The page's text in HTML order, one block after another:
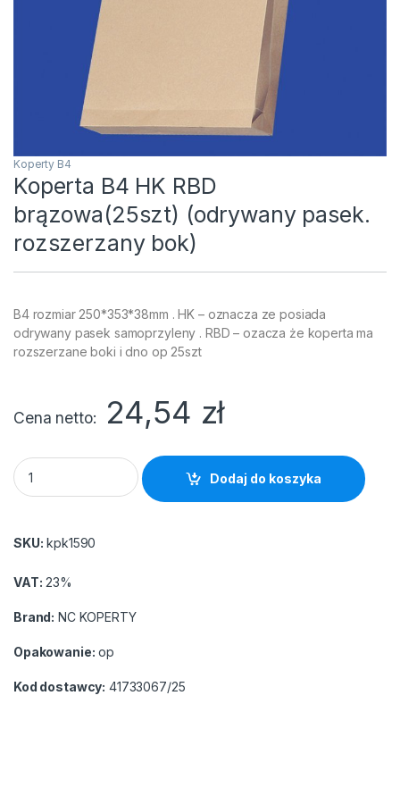
Koperty B4
Koperta B4 HK RBD
brązowa(25szt) (odrywany pasek.
rozszerzany bok)
B4 rozmiar 250*353*38mm . HK – oznacza ze posiada
odrywany pasek samoprzyleny . RBD – ozacza że koperta ma
rozszerzane boki i dno op 25szt
Cena netto 24,54 zł
Koperta B4 HK RBD brązowa(25szt) (odrywany pasek.
Dodaj do koszyka
SKU: kpk1590
VAT: 23%
Brand: NC KOPERTY
Opakowanie: op
Kod dostawcy: 41733067/25